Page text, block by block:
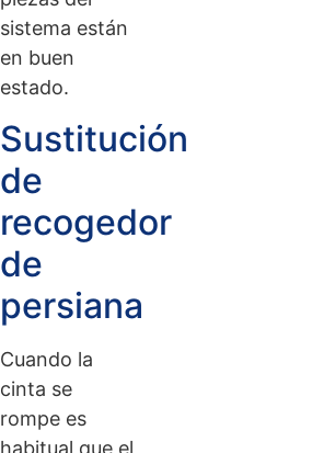
sistema están
en buen
estado.
Sustitución
de
recogedor
de
persiana
Cuando la
cinta se
rompe es
habitual que el